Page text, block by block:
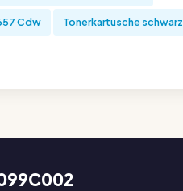
Cdw Tonerkartusche schwarz